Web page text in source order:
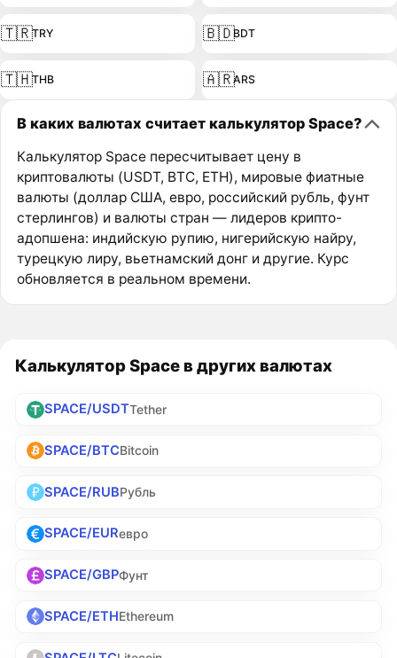
🇹🇷TRY 🇧🇩BDT
🇹🇭THB 🇦🇷ARS
В каких валютах считает калькулятор Space?
Калькулятор Space пересчитывает цену в
криптовалюты (USDT, BTC, ETH), мировые фиатные
валюты (доллар США, евро, российский рубль, фунт
стерлингов) и валюты стран — лидеров крипто-
адопшена: индийскую рупию, нигерийскую найру,
турецкую лиру, вьетнамский донг и другие. Курс
обновляется в реальном времени.
Калькулятор Space в других валютах
SPACE/USDTTether
SPACE/BTCBitcoin
SPACE/RUBРубль
SPACE/EURевро
SPACE/GBPФунт
SPACE/ETHEthereum